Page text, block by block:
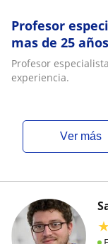
Profesor
mas de 25
Profesor
experiencia.
ver más